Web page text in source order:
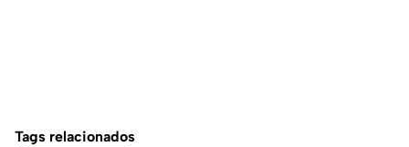
Tags relacionados